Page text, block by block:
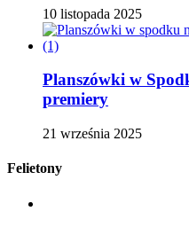
10 listopada 2025
Planszówki w
premiery
21 września 2025
Felietony